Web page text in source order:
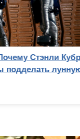
Кубрик
лунную